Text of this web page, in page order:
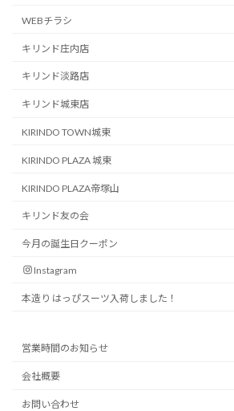
WEBチラシ
キリンド庄内店
キリンド淡路店
キリンド城東店
KIRINDO TOWN城東
KIRINDO PLAZA 城東
KIRINDO PLAZA帝塚山
キリンド友の会
今月の誕生日クーポン
Instagram
本造り はっぴスーツ入荷しました！
営業時間のお知らせ
会社概要
お問い合わせ